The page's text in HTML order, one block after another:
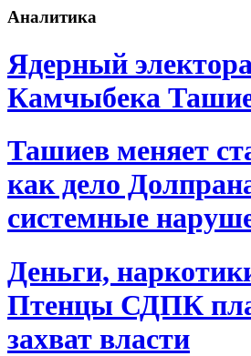
Аналитика
Ядерный
Камчыбека
Ташиев меняет
как дело
системные
Деньги,
Птенцы СДПК
захват власти